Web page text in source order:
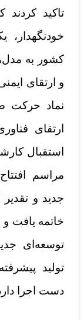
تاکید
خودنگهدار،
کشور به
و ارتقای
نماد حرکت
ارتقای
استقبال
مراسم
جدید و
خاتمه یافت
توسعه‌ای
تولید
دست اجرا